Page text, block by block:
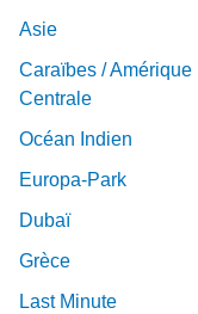
Asie
Caraïbes / Amérique
Centrale
Océan Indien
Europa-Park
Dubaï
Grèce
Last Minute